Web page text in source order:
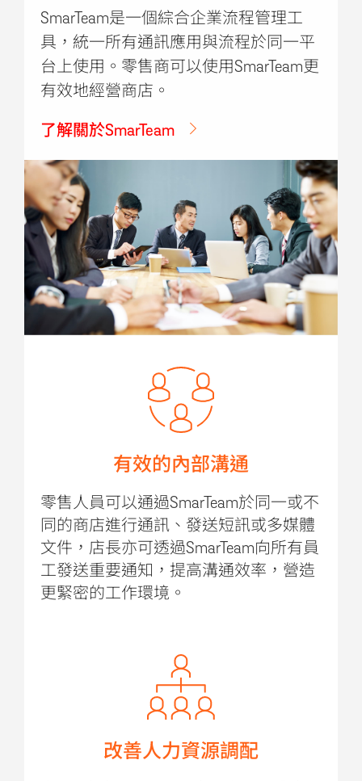
SmarTeam是一個綜合企業流程管理工
具，統一所有通訊應用與流程於同一平
台上使用。零售商可以使用SmarTeam更
有效地經營商店。
了解關於SmarTeam
有效的內部溝通
零售人員可以通過SmarTeam於同一或不
同的商店進行通訊、發送短訊或多媒體
文件，店長亦可透過SmarTeam向所有員
工發送重要通知，提高溝通效率，營造
更緊密的工作環境。
改善人力資源調配